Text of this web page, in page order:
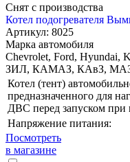
Снят с производства
Котел подогревателя
Артикул: 8025
Марка автомобиля
Chevrolet, Ford, Hyundai,
ЗИЛ, КАМАЗ, КАвЗ,
Котел (тент)
предназначенного для
ДВС перед запуском при
Напряжение питания:
Посмотреть
в магазине